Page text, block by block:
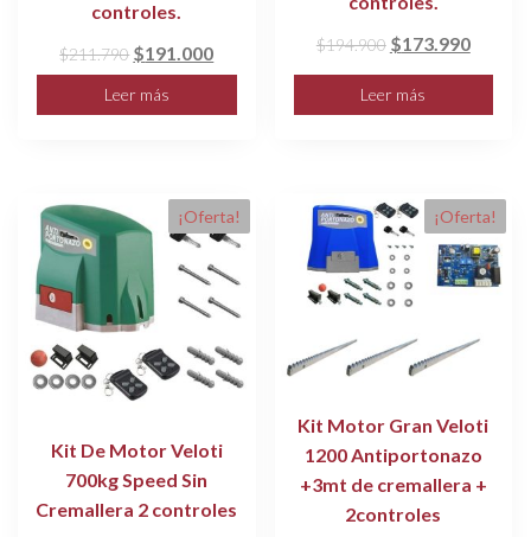
controles.
$211.790 El
precio
original
$191.000El
precio
actual
Leer más
$194.900 El
precio
original
$173.990El
precio
Leer más
¡Oferta!
Kit De Motor Veloti
700kg Speed Sin
Cremallera 2 controles
¡Oferta!
Kit Motor Gran Veloti
1200 Antiportonazo
+3mt de cremallera +
2controles